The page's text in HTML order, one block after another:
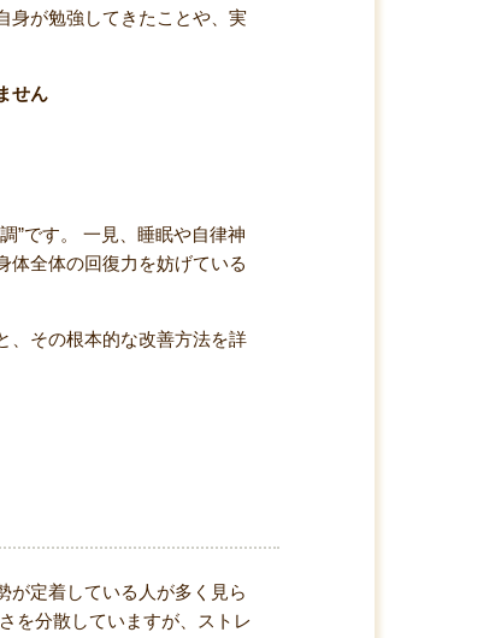
身が勉強してきたことや、実
せん
”です。 一見、睡眠や自律神
体全体の回復力を妨げている
、その根本的な改善方法を詳
が定着している人が多く見ら
を分散していますが、ストレ